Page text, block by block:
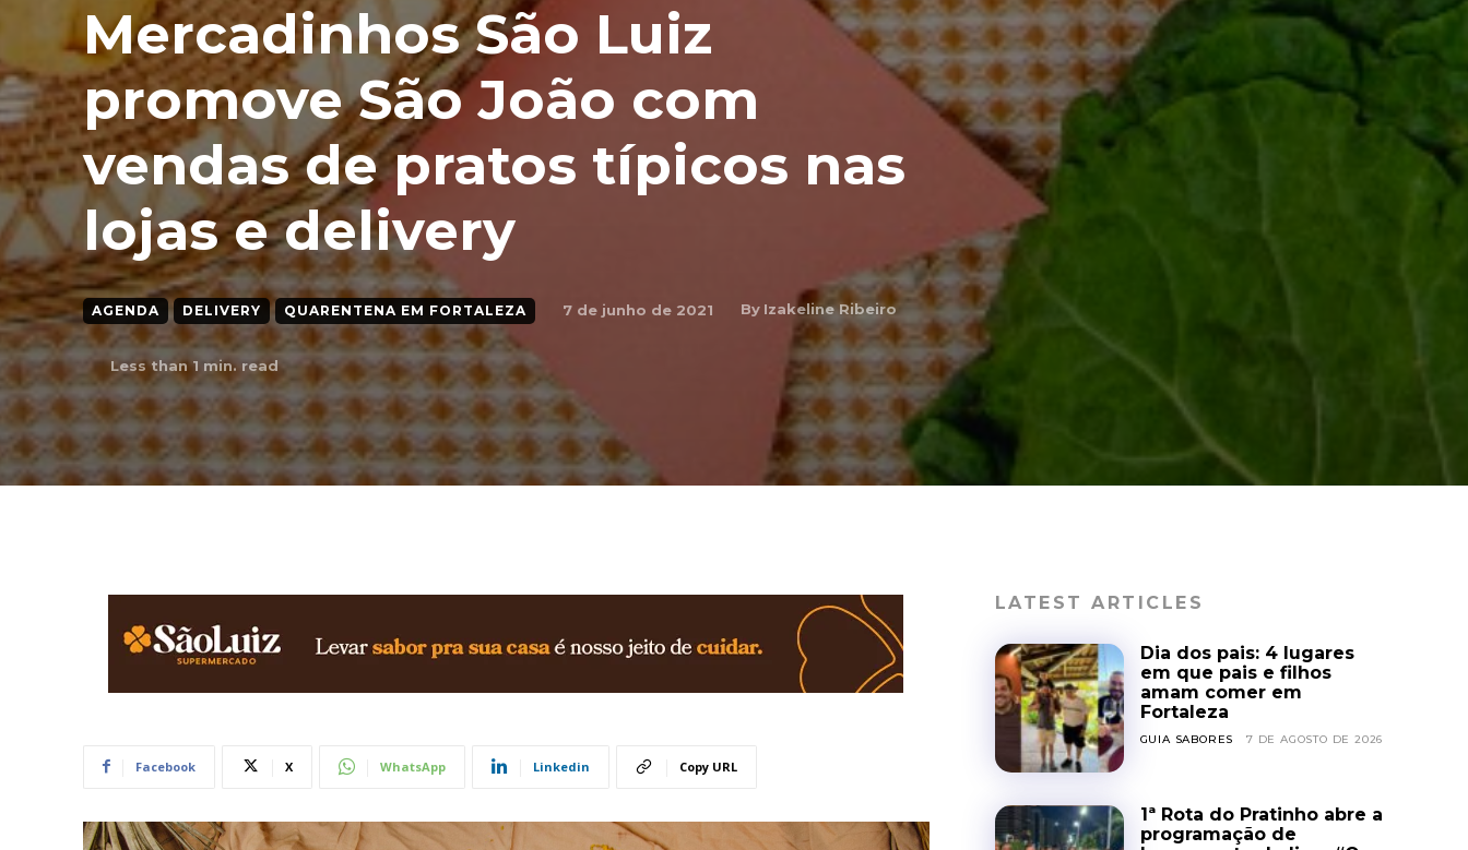
Mercadinhos São Luiz
promove São João com
vendas de pratos típicos nas
lojas e delivery
AGENDA DELIVERY QUARENTENA EM FORTALEZA 7 de junho de 2021 By Izakeline Ribeiro
Less than 1 min. read
Facebook X WhatsApp Linkedin Copy URL
LATEST ARTICLES
Dia dos pais: 4 lugares
em que pais e filhos
amam comer em
Fortaleza
GUIA SABORES 7 DE AGOSTO DE 2026
1ª Rota do Pratinho abre a
programação de